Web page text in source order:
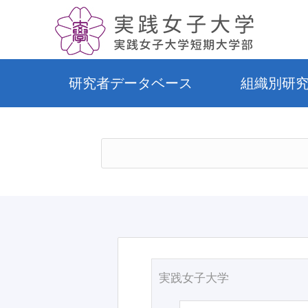
研究者データベース 組織別研
実践女子大学